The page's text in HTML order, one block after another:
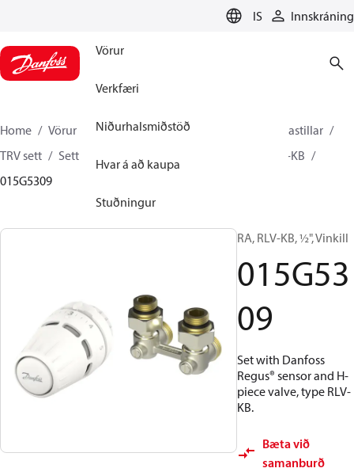
IS Innskráning
Vörur
Verkfæri
Niðurhalsmiðstöð
Hvar á að kaupa
Stuðningur
Home Vörur Climate Solutions hitakerfi
Ofnahitastillar
TRV sett
Sett með H - stykki
Danfoss Regus® + RLV-KB
015G5309
RA, RLV-KB, ½", Vinkill
015G53
09
Set with Danfoss
Regus® sensor and H-
piece valve, type RLV-
KB.
Bæta við
samanburð